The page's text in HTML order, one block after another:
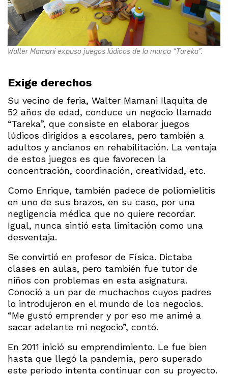
Walter Mamani expuso juegos lúdicos de la marca “Tareka”.
Exige derechos
Su vecino de feria, Walter Mamani Ilaquita de
52 años de edad, conduce un negocio llamado
“Tareka”, que consiste en elaborar juegos
lúdicos dirigidos a escolares, pero también a
adultos y ancianos en rehabilitación. La ventaja
de estos juegos es que favorecen la
concentración, coordinación, creatividad, etc.
Como Enrique, también padece de poliomielitis
en uno de sus brazos, en su caso, por una
negligencia médica que no quiere recordar.
Igual, nunca sintió esta limitación como una
desventaja.
Se convirtió en profesor de Física. Dictaba
clases en aulas, pero también fue tutor de
niños con problemas en esta asignatura.
Conoció a un par de muchachos cuyos padres
lo introdujeron en el mundo de los negocios.
“Me gustó emprender y por eso me animé a
sacar adelante mi negocio”, contó.
En 2011 inició su emprendimiento. Le fue bien
hasta que llegó la pandemia, pero superado
este periodo intenta continuar con su proyecto.